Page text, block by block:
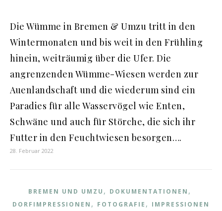
Die Wümme in Bremen & Umzu tritt in den
Wintermonaten und bis weit in den Frühling
hinein, weiträumig über die Ufer. Die
angrenzenden Wümme-Wiesen werden zur
Auenlandschaft und die wiederum sind ein
Paradies für alle Wasservögel wie Enten,
Schwäne und auch für Störche, die sich ihr
Futter in den Feuchtwiesen besorgen….
28. Februar 2022
BREMEN UND UMZU , DOKUMENTATIONEN ,
DORFIMPRESSIONEN , FOTOGRAFIE , IMPRESSIONEN